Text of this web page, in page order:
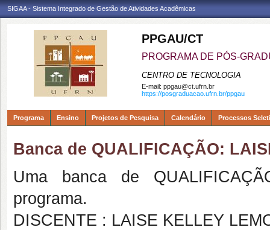
SIGAA - Sistema Integrado de Gestão de Atividades Acadêmicas
PPGAU/CT
PROGRAMA DE PÓS-
CENTRO DE TECNOLOGIA
E-mail: ppgau@ct.ufrn.br
https://posgraduacao.ufrn.br/ppgau
Programa Ensino Projetos de Pesquisa Calendário Processos
Banca de QUALIFICAÇÃO:
Uma banca de
programa.
DISCENTE : LAISE KELLEY